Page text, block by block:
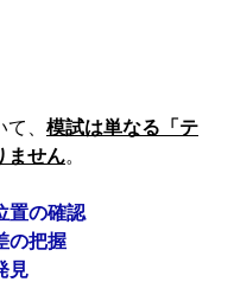
、 模試は単なる「テ
ません。
置の確認
の把握
見